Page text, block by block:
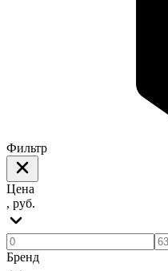
Фильтр
Цена
, руб.
Бренд